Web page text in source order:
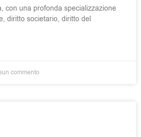
con una profonda specializzazione
diritto societario, diritto del
commento